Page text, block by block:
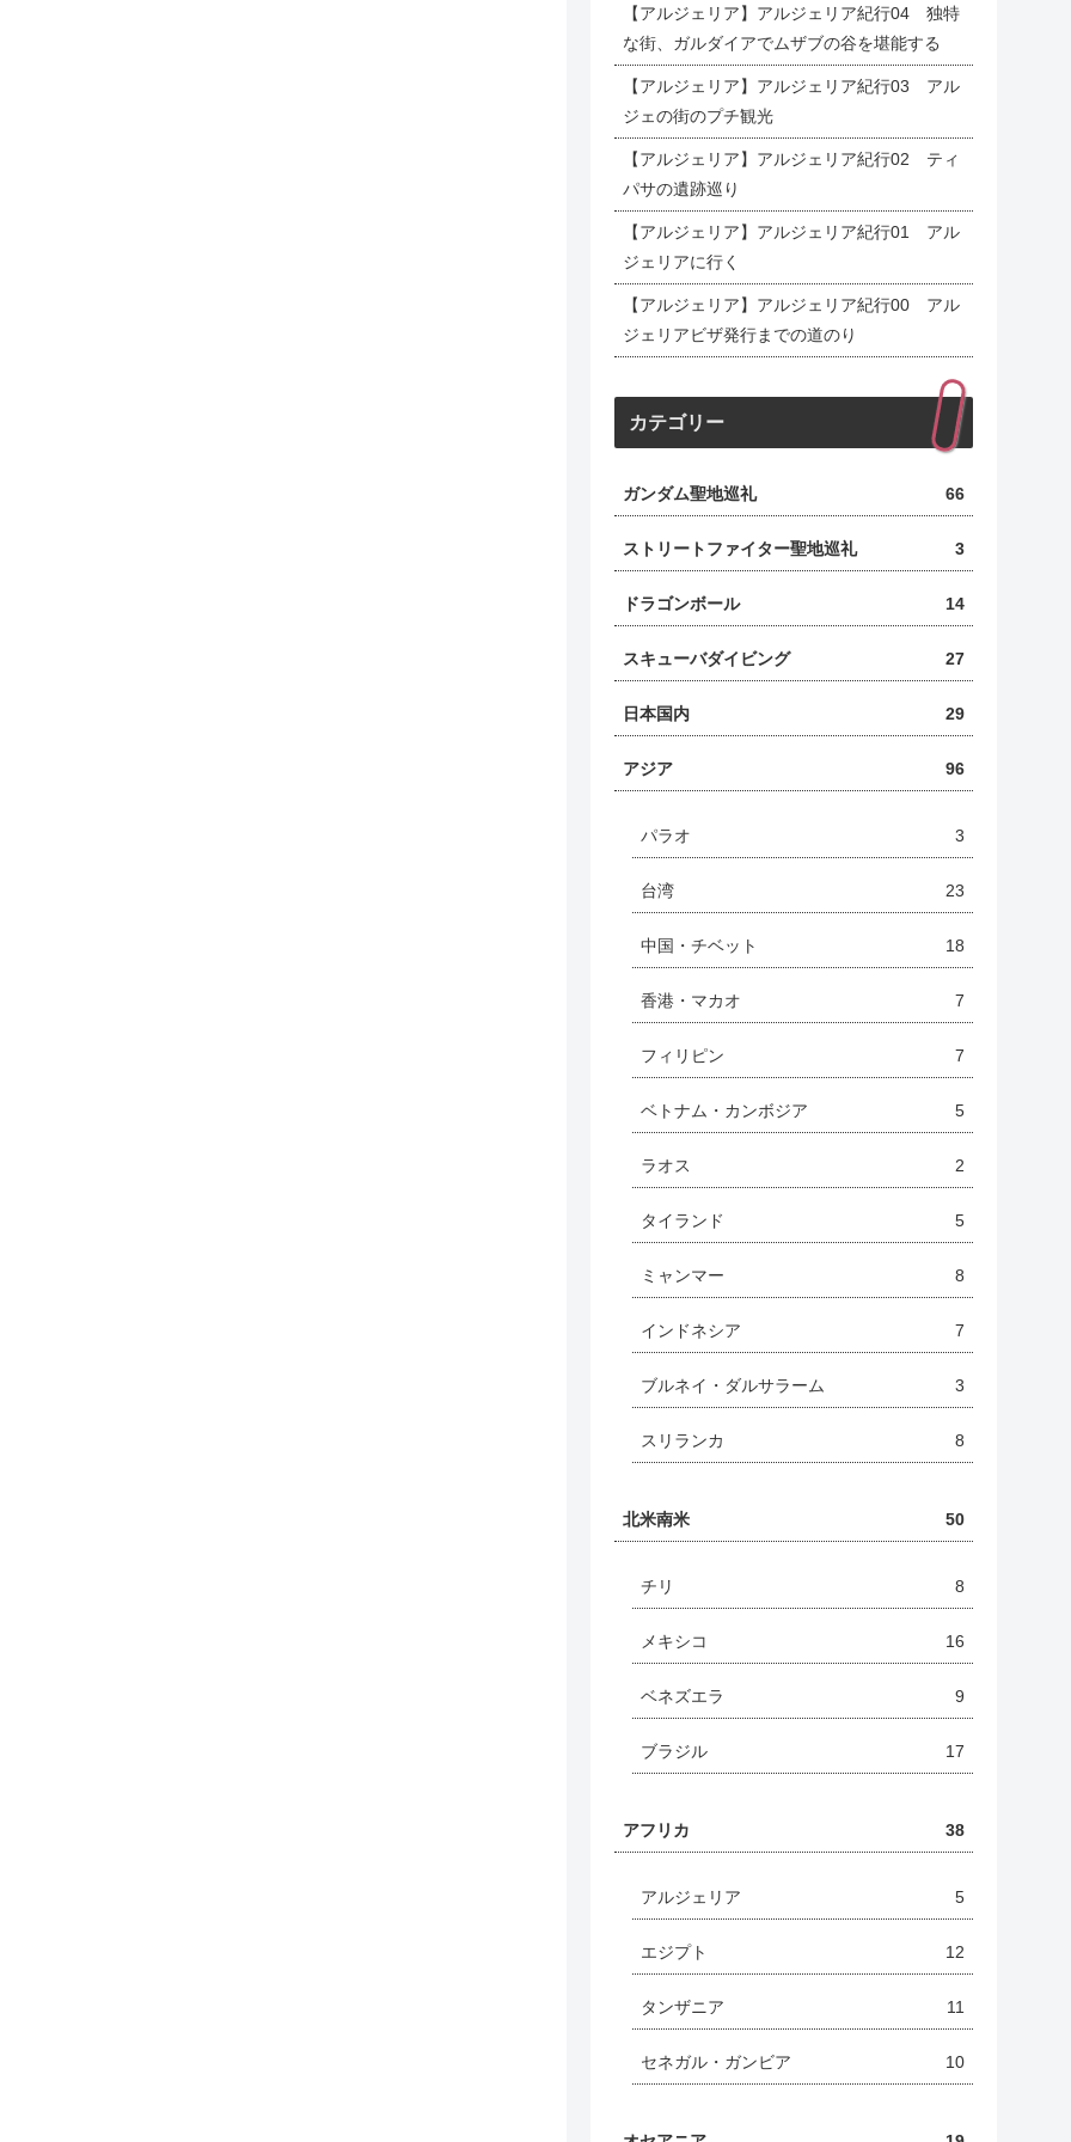
【アルジェリア】アルジェリア紀行04 独特
な街、ガルダイアでムザブの谷を堪能する
【アルジェリア】アルジェリア紀行03 アル
ジェの街のプチ観光
【アルジェリア】アルジェリア紀行02 ティ
パサの遺跡巡り
【アルジェリア】アルジェリア紀行01 アル
ジェリアに行く
【アルジェリア】アルジェリア紀行00 アル
ジェリアビザ発行までの道のり
カテゴリー
ガンダム聖地巡礼 66
ストリートファイター聖地巡礼 3
ドラゴンボール 14
スキューバダイビング 27
日本国内 29
アジア 96
パラオ 3
台湾 23
中国・チベット 18
香港・マカオ 7
フィリピン 7
ベトナム・カンボジア 5
ラオス 2
タイランド 5
ミャンマー 8
インドネシア 7
ブルネイ・ダルサラーム 3
スリランカ 8
北米南米 50
チリ 8
メキシコ 16
ベネズエラ 9
ブラジル 17
アフリカ 38
アルジェリア 5
エジプト 12
タンザニア 11
セネガル・ガンビア 10